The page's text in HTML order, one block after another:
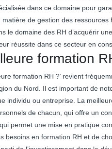
dans ce domaine pour
de gestion des
le domaine des RH d’acquérir
réussite dans ce secteur en
formation
formation RH ?’ revient
du Nord. Il est important de
individu ou entreprise. La
de chacun, qui offre un
permet une mise en pratique
besoins en formation RH et de